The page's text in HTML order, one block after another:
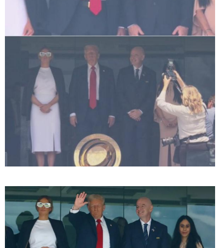
სასკოლო ფორმების ჩინეთიდან
საქართველოში მოწოდება სამ
ეტაპად მოხდება - დეტალები
19:33 / 07-08-2026